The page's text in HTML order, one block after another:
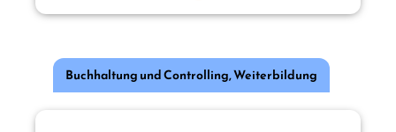
Buchhaltung und Controlling,Weiterbildung